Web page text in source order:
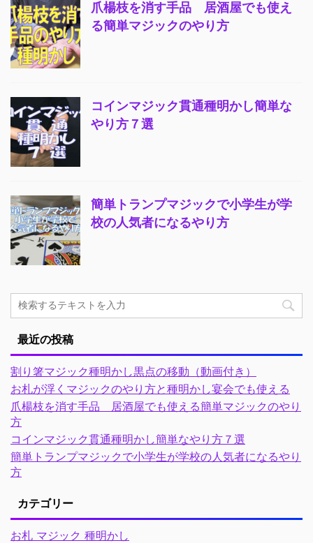
爪楊枝を消す手品 居酒屋でも使え
る簡単マジックのやり方
コインマジック貫通種明かし簡単な
やり方７選
簡単トランプマジックで小学生が学
校の人気者になるやり方
最近の投稿
割り箸マジック種明かし黒点の移動（動画付き）
お札が浮くマジックのやり方と種明かし宴会でも使える
爪楊枝を消す手品 居酒屋でも使える簡単マジックのやり
方
コインマジック貫通種明かし簡単なやり方７選
簡単トランプマジックで小学生が学校の人気者になるやり
方
カテゴリー
お札 マジック 種明かし